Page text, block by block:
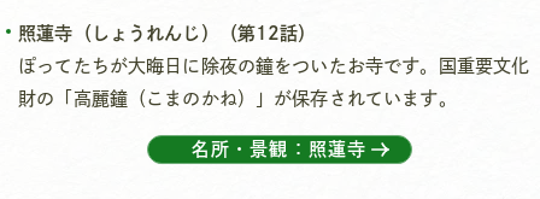
照蓮寺（しょうれんじ）（第12話）
ぽってたちが大晦日に除夜の鐘をついたお寺です。国重要文化
財の「高麗鐘（こまのかね）」が保存されています。
名所・景観：照蓮寺